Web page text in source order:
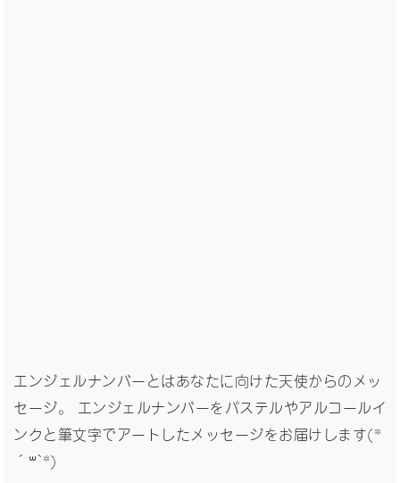
エンジェルナンバーとはあなたに向けた天使からのメッ
セージ。 エンジェルナンバーをパステルやアルコールイ
ンクと筆文字でアートしたメッセージをお届けします(*
´꒳`*)